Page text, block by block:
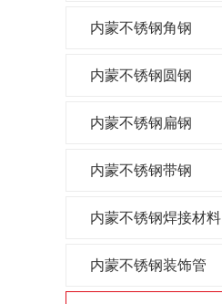
内蒙不锈钢角钢
内蒙不锈钢圆钢
内蒙不锈钢扁钢
内蒙不锈钢带钢
内蒙不锈钢焊接材料
内蒙不锈钢装饰管